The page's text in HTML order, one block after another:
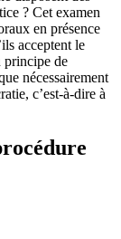
? Cet examen
en présence
acceptent le
principe de
nécessairement
c’est-à-dire à